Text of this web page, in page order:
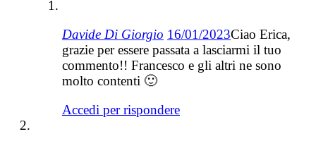
Davide Di Giorgio 16/01/2023Ciao Erica,
grazie per essere passata a lasciarmi il tuo
commento!! Francesco e gli altri ne sono
molto contenti 🙂
Accedi per rispondere